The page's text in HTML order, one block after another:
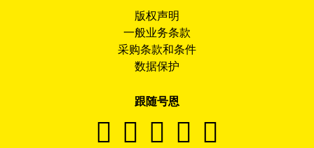
版权声明
一般业务条款
采购条款和条件
数据保护
跟随号恩